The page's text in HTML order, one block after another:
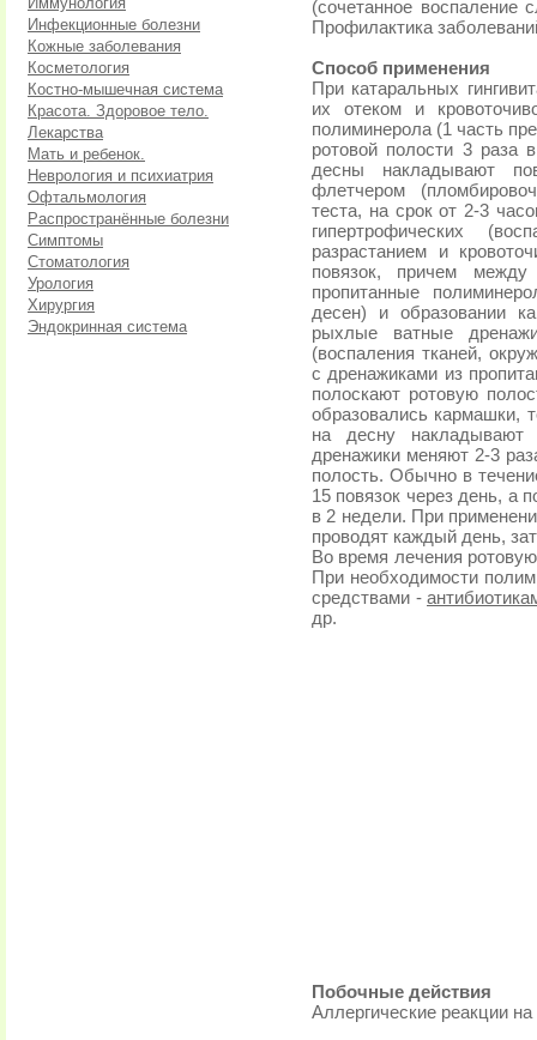
Инфекционные болезни
Кожные заболевания
Косметология
Костно-мышечная система
Красота. Здоровое тело.
Лекарства
Мать и ребенок.
Неврология и психиатрия
Офтальмология
Распространённые болезни
Симптомы
Стоматология
Урология
Хирургия
Эндокринная система
(сочетанное воспаление
Профилактика
Способ применения
При катаральных
их отеком и
полиминерола (1 часть
ротовой полости 3
десны накладывают
флетчером
теста, на срок от 2-3
гипертрофических
разрастанием и
повязок, причем
пропитанные
десен) и образовании
рыхлые ватные
(воспаления тканей,
с дренажиками из
полоскают ротовую
образовались кармашки,
на десну накладывают
дренажики меняют 2-3
полость. Обычно в
15 повязок через день, а
в 2 недели. При
проводят каждый день,
Во время лечения
При необходимости
средствами -
др.
Побочные действия
Аллергические реакции